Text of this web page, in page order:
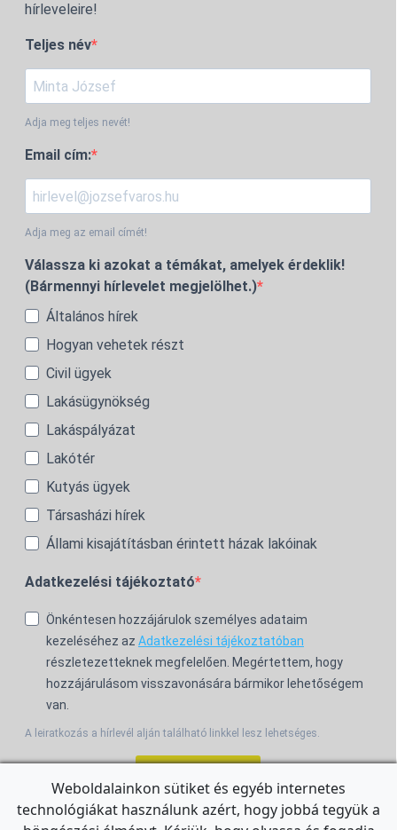
hírleveleire!
Teljes név
Adja meg teljes nevét!
Email cím:
Adja meg az email címét!
Válassza ki azokat a témákat, amelyek érdeklik!
(Bármennyi hírlevelet megjelölhet.)
Általános hírek
Hogyan vehetek részt
Civil ügyek
Lakásügynökség
Lakáspályázat
Lakótér
Kutyás ügyek
Társasházi hírek
Állami kisajátításban érintett házak lakóinak
Adatkezelési tájékoztató
Önkéntesen hozzájárulok személyes adataim
kezeléséhez az Adatkezelési tájékoztatóban
részletezetteknek megfelelően. Megértettem, hogy
hozzájárulásom visszavonására bármikor lehetőségem
van.
A leiratkozás a hírlevél alján található linkkel lesz lehetséges.
For the English Newsletter, clickHERE.
Weboldalainkon sütiket és egyéb internetes
technológiákat használunk azért, hogy jobbá tegyük a